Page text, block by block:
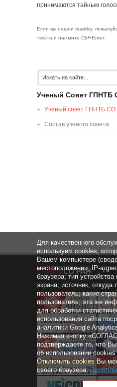
принимаются тайным
Если вы нашли ошибку,
текста и нажмите Ctrl+Enter.
Ученый Совет ГПНТБ
Учёный совет ГПНТБ СО
Состав ученого совета
Для качественного
используем cookies,
Вашем компьютере
местоположении; IP-
браузера; тип
экрана; источник, откуда
пользователь; какие
пользователь; эта же
для обработки
использования сайта
аналитики Google
Нажимая кнопку
подтверждаете то, что
об использовании
Отключить cookies Вы
своего браузера.